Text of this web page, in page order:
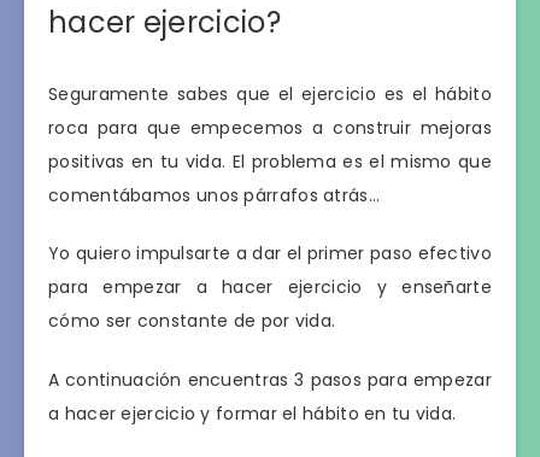
hacer ejercicio?
Seguramente sabes que el ejercicio es el hábito
roca para que empecemos a construir mejoras
positivas en tu vida. El problema es el mismo que
comentábamos unos párrafos atrás…
Yo quiero impulsarte a dar el primer paso efectivo
para empezar a hacer ejercicio y enseñarte
cómo ser constante de por vida.
A continuación encuentras 3 pasos para empezar
a hacer ejercicio y formar el hábito en tu vida.